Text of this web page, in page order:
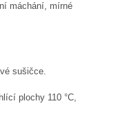
máchání, mírné
sušičce.
plochy 110 °C,